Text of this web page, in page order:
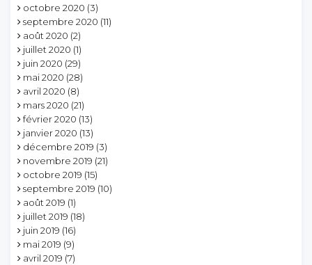
octobre 2020 (3)
septembre 2020 (11)
août 2020 (2)
juillet 2020 (1)
juin 2020 (29)
mai 2020 (28)
avril 2020 (8)
mars 2020 (21)
février 2020 (13)
janvier 2020 (13)
décembre 2019 (3)
novembre 2019 (21)
octobre 2019 (15)
septembre 2019 (10)
août 2019 (1)
juillet 2019 (18)
juin 2019 (16)
mai 2019 (9)
avril 2019 (7)